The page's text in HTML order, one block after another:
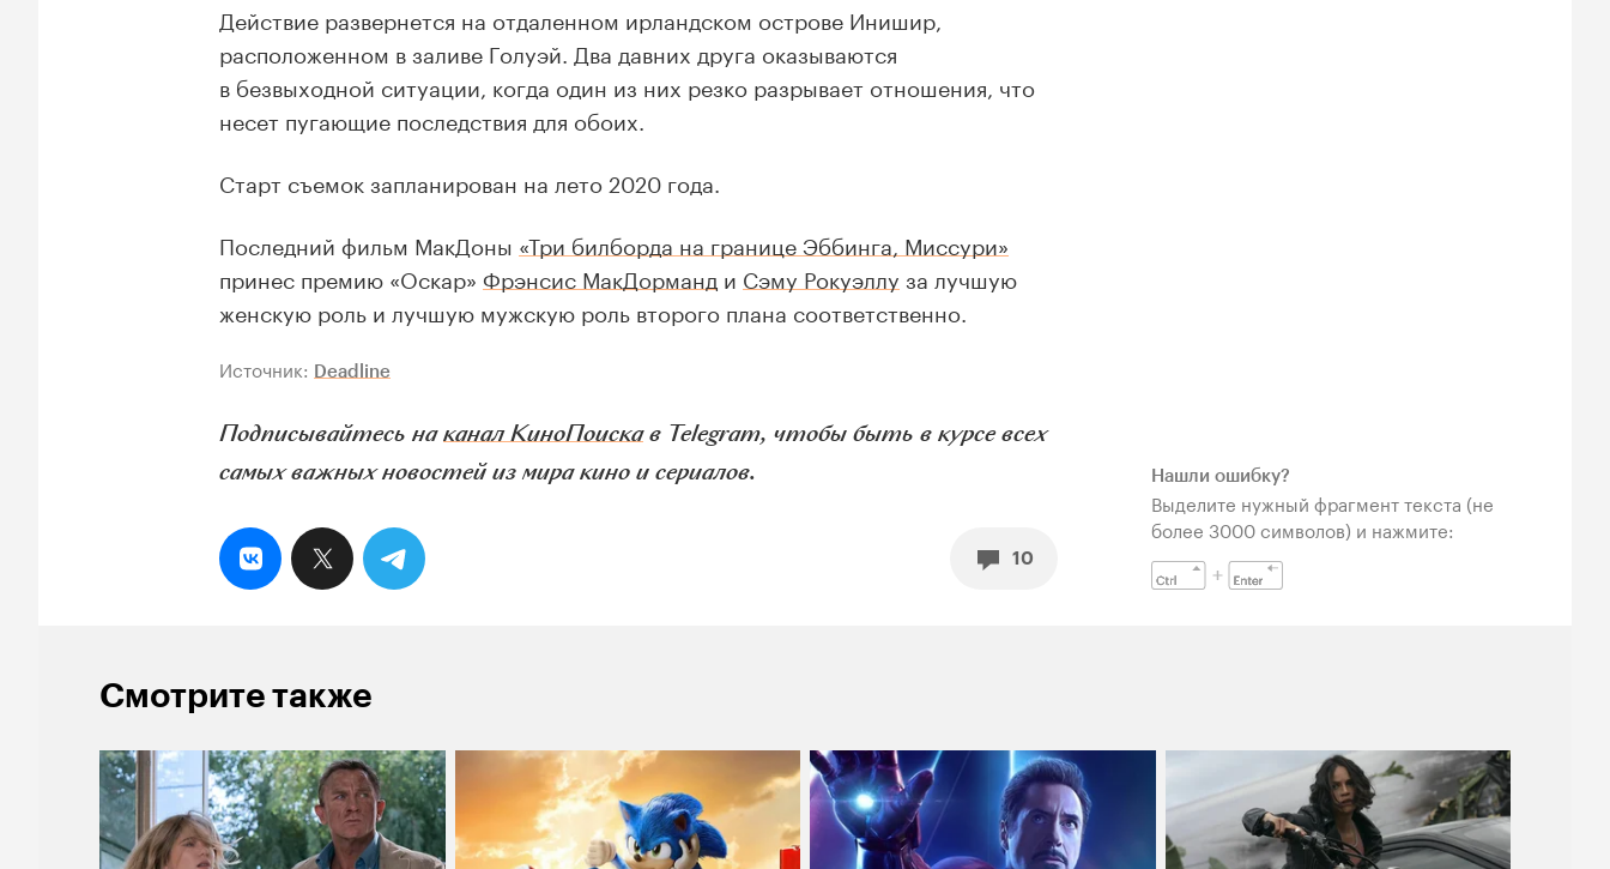
Действие развернется на отдаленном ирландском острове Инишир,
расположенном в заливе Голуэй. Два давних друга оказываются
в безвыходной ситуации, когда один из них резко разрывает отношения, что
несет пугающие последствия для обоих.
Старт съемок запланирован на лето 2020 года.
Последний фильм МакДоны «Три билборда на границе Эббинга, Миссури»
принес премию «Оскар» Фрэнсис МакДорманд и Сэму Рокуэллу за лучшую
женскую роль и лучшую мужскую роль второго плана соответственно.
Источник: Deadline
Подписывайтесь наканал КиноПоискав Telegram, чтобы быть в курсе всех
самых важных новостей из мира кино и сериалов.
10
Нашли ошибку?
Выделите нужный фрагмент текста (не
более 3000 символов) и нажмите:
Смотрите также